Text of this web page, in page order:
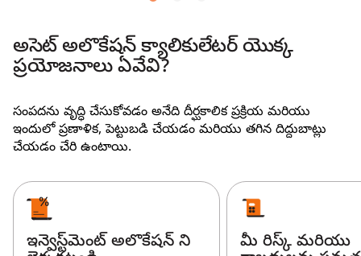
అసెట్ అలొకేషన్ క్యాలికులేటర్ యొక్క
ప్రయోజనాలు ఏవేవి?
సంపదను వృద్ధి చేసుకోవడం అనేది దీర్ఘకాలిక ప్రక్రియ మరియు
ఇందులో ప్రణాళిక, పెట్టుబడి చేయడం మరియు తగిన దిద్దుబాట్లు
చేయడం చేరి ఉంటాయి.
ఇన్వెస్ట్‌మెంట్ అలొకేషన్ ని మీ రిస్క్ మరియు